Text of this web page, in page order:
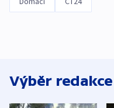
Výběr redakce